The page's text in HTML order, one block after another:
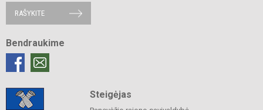
RAŠYKITE
Bendraukime
Steigėjas